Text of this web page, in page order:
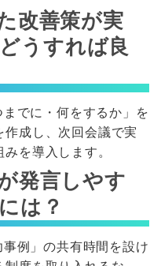
改善策が実
うすれば良
でに・何をするか」を
成し、次回会議で実
を導入します。
発言しやす
は？
例」の共有時間を設け